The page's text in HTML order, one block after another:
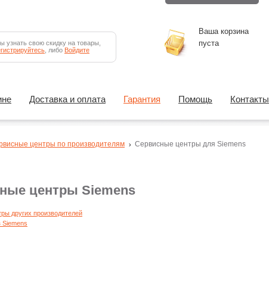
центры Siemens
других производителей
Siemens
центры по производителям Сервисные центры для Siemens
узнать свою скидку на товары,
, либо Войдите
Ваша корзина
пуста
Доставка и оплата Гарантия Помощь Контакты